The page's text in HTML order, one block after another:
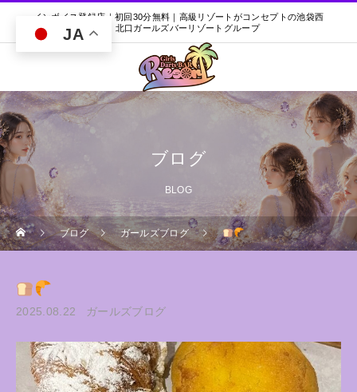
インボイス登録店｜初回30分無料｜高級リゾートがコンセプトの池袋西
口・北口ガールズバーリゾートグループ
ブログ
BLOG
ブログ ガールズブログ
2025.08.22 ガールズブログ
JA